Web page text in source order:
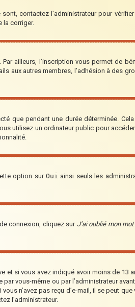
contactez l’administrateur pour
la corriger.
ailleurs, l’inscription vous permet de
aux autres membres, l’adhésion à des
que pendant une durée déterminée.
utilisez un ordinateur public pour
option surOui ainsi seuls les
connexion, cliquez sur J’ai oublié mon
et si vous avez indiqué avoir moins de 13
vous-même ou par l’administrateur
n’avez pas reçu d’e-mail, il se peut que
l’administrateur.